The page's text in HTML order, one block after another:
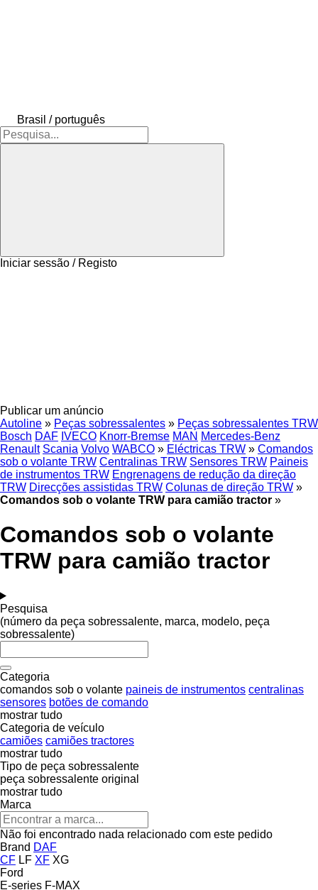
Brasil / português
Iniciar sessão / Registo
Publicar um anúncio
Autoline » Peças sobressalentes » Peças sobressalentes TRW
Bosch DAF IVECO Knorr-Bremse MAN Mercedes-Benz
Renault Scania Volvo WABCO » Eléctricas TRW » Comandos
sob o volante TRW Centralinas TRW Sensores TRW Paineis
de instrumentos TRW Engrenagens de redução da direção
TRW Direcções assistidas TRW Colunas de direção TRW »
Comandos sob o volante TRW para camião tractor »
Comandos sob o volante
TRW para camião tractor
Pesquisa
(número da peça sobressalente, marca, modelo, peça
sobressalente)
Categoria
comandos sob o volante paineis de instrumentos centralinas
sensores botões de comando
mostrar tudo
Categoria de veículo
camiões camiões tractores
mostrar tudo
Tipo de peça sobressalente
peça sobressalente original
mostrar tudo
Marca
Não foi encontrado nada relacionado com este pedido
Brand DAF
CF LF XF XG
Ford
E-series F-MAX